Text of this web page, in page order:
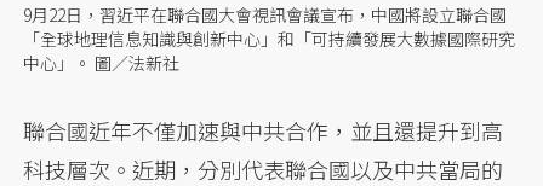
9月22日，習近平在聯合國大會視訊會議宣布，中國將設立聯合國
「全球地理信息知識與創新中心」和「可持續發展大數據國際研究
中心」。 圖／法新社
聯合國近年不僅加速與中共合作，並且還提升到高
科技層次。近期，分別代表聯合國以及中共當局的